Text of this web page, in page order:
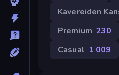
Kavereiden
Premium 230
Casual 1 009